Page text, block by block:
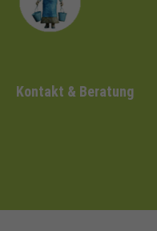
Kontakt & Beratung